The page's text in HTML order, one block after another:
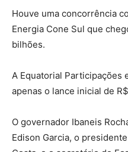
Houve uma concorrência
Energia Cone Sul que
bilhões.
A Equatorial Participações
apenas o lance inicial de
O governador Ibaneis
Edison Garcia, o